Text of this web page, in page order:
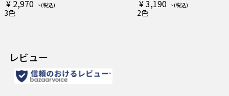
¥ 2,970
3色
¥ 3,190
2色